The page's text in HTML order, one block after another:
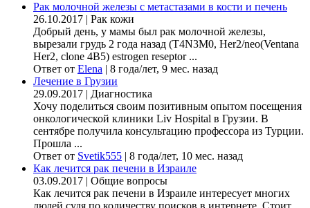
Рак молочной железы с метастазами в кости и печень
26.10.2017 | Рак кожи
Добрый день, у мамы был рак молочной железы,
вырезали грудь 2 года назад (Т4N3M0, Her2/neo(Ventana
Her2, clone 4B5) estrogen reseptor ...
Ответ от Elena | 8 года/лет, 9 мес. назад
Лечение в Грузии
29.09.2017 | Диагностика
Хочу поделиться своим позитивным опытом посещения
онкологической клиники Liv Hospital в Грузии. В
сентябре получила консультацию профессора из Турции.
Прошла ...
Ответ от Svetik555 | 8 года/лет, 10 мес. назад
Как лечится рак печени в Израиле
03.09.2017 | Общие вопросы
Как лечится рак печени в Израиле интересует многих